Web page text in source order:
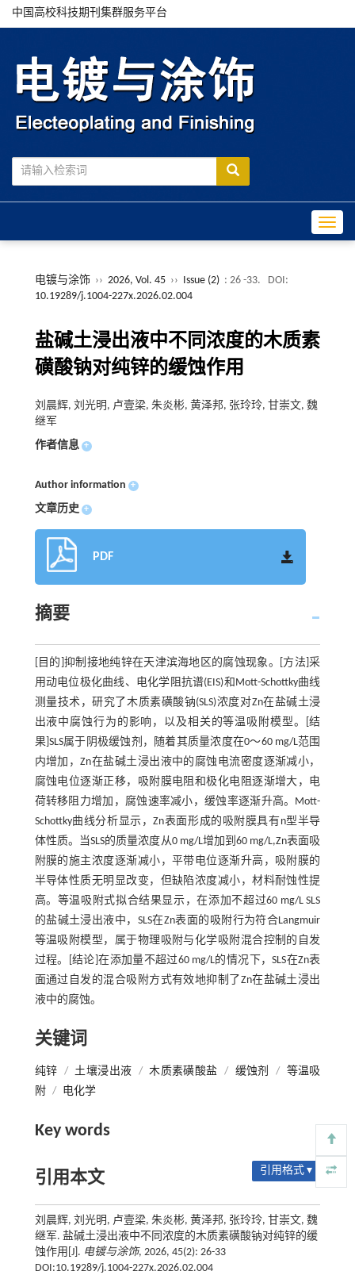
中国高校科技期刊集群服务平台
电镀与涂饰 ›› 2026, Vol. 45 ›› Issue (2) : 26 -33.
DOI:
10.19289/j.1004-227x.2026.02.004
盐碱土浸出液中不同浓度的木质素
磺酸钠对纯锌的缓蚀作用
刘晨辉, 刘光明, 卢壹梁, 朱炎彬, 黄泽邦, 张玲玲, 甘崇文, 魏
继军
作者信息 +
Author information +
文章历史 +
PDF
摘要
[目的]抑制接地纯锌在天津滨海地区的腐蚀现象。[方法]采
用动电位极化曲线、电化学阻抗谱(EIS)和Mott-Schottky曲线
测量技术，研究了木质素磺酸钠(SLS)浓度对Zn在盐碱土浸
出液中腐蚀行为的影响，以及相关的等温吸附模型。[结
果]SLS属于阴极缓蚀剂，随着其质量浓度在0～60 mg/L范围
内增加，Zn在盐碱土浸出液中的腐蚀电流密度逐渐减小，
腐蚀电位逐渐正移，吸附膜电阻和极化电阻逐渐增大，电
荷转移阻力增加，腐蚀速率减小，缓蚀率逐渐升高。Mott-
Schottky曲线分析显示，Zn表面形成的吸附膜具有n型半导
体性质。当SLS的质量浓度从0 mg/L增加到60 mg/L,Zn表面吸
附膜的施主浓度逐渐减小，平带电位逐渐升高，吸附膜的
半导体性质无明显改变，但缺陷浓度减小，材料耐蚀性提
高。等温吸附式拟合结果显示，在添加不超过60 mg/L SLS
的盐碱土浸出液中，SLS在Zn表面的吸附行为符合Langmuir
等温吸附模型，属于物理吸附与化学吸附混合控制的自发
过程。[结论]在添加量不超过60 mg/L的情况下，SLS在Zn表
面通过自发的混合吸附方式有效地抑制了Zn在盐碱土浸出
液中的腐蚀。
关键词
纯锌 / 土壤浸出液 / 木质素磺酸盐 / 缓蚀剂 / 等温吸
附 / 电化学
Key words
引用本文 引用格式 ▾
刘晨辉, 刘光明, 卢壹梁, 朱炎彬, 黄泽邦, 张玲玲, 甘崇文, 魏
继军. 盐碱土浸出液中不同浓度的木质素磺酸钠对纯锌的缓
蚀作用[J]. 电镀与涂饰, 2026, 45(2): 26-33
DOI:10.19289/j.1004-227x.2026.02.004